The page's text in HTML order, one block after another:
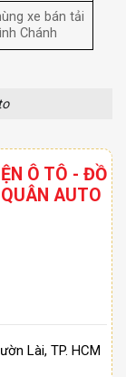
xe bán tải
Chánh
Ô TÔ - ĐỒ
AUTO
Lài, TP. HCM